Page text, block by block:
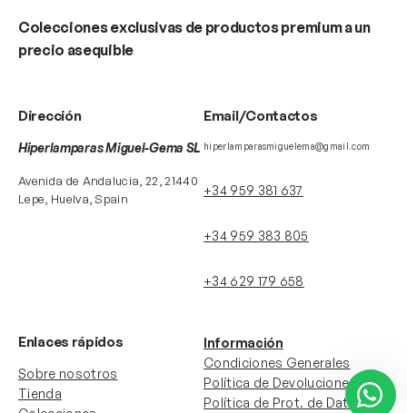
Colecciones exclusivas de productos premium a un
precio asequible
Dirección
Hiperlamparas Miguel-Gema SL
Avenida de Andalucia, 22, 21440
Lepe, Huelva, Spain
Email/Contactos
hiperlamparasmiguelema@gmail.com
+34 959 381 637
+34 959 383 805
+34 629 179 658
Enlaces rápidos
Sobre nosotros
Tienda
Información
Condiciones Generales
Política de Devoluciones
Política de Prot. de Datos